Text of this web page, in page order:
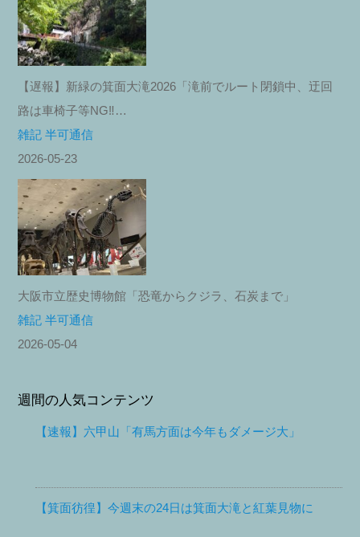
【遅報】新緑の箕面大滝2026「滝前でルート閉鎖中、迂回
路は車椅子等NG‼︎…
雑記 半可通信
2026-05-23
大阪市立歴史博物館「恐竜からクジラ、石炭まで」
雑記 半可通信
2026-05-04
週間の人気コンテンツ
【速報】六甲山「有馬方面は今年もダメージ大」
【箕面彷徨】今週末の24日は箕面大滝と紅葉見物に